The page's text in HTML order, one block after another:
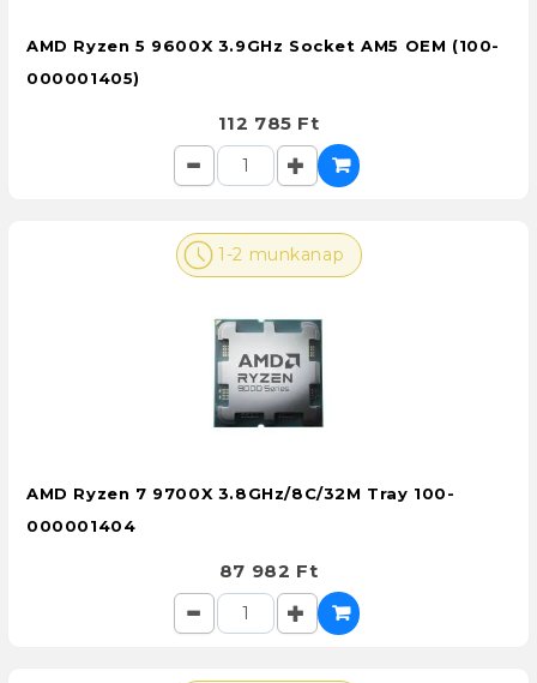
AMD Ryzen 5 9600X 3.9GHz Socket AM5 OEM (100-
000001405)
112 785 Ft
1-2 munkanap
AMD Ryzen 7 9700X 3.8GHz/8C/32M Tray 100-
000001404
87 982 Ft